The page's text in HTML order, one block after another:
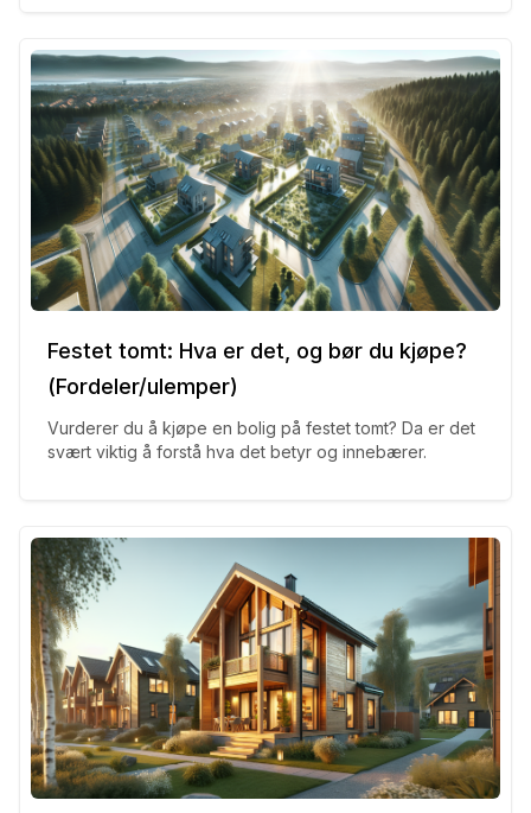
Festet tomt: Hva er det, og bør du kjøpe?
(Fordeler/ulemper)
Vurderer du å kjøpe en bolig på festet tomt? Da er det
svært viktig å forstå hva det betyr og innebærer.